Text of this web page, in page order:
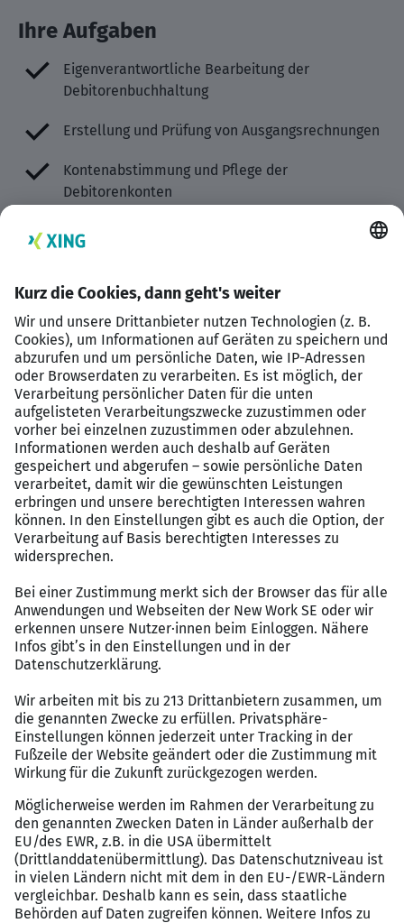
Ihre Aufgaben
Eigenverantwortliche Bearbeitung der
Debitorenbuchhaltung
Erstellung und Prüfung von Ausgangsrechnungen
Kontenabstimmung und Pflege der
Debitorenkonten
Durchführung des Mahnwesens und Überwachung
offener Posten
Mitarbeit bei Monats- und Jahresabschlüssen
Kommunikation mit Kunden und internen
Abteilungen
Ihr Profil
Abgeschlossene kaufmännische Ausbildung,
idealerweise mit Weiterbildung im Bereich
Buchhaltung
Berufserfahrung in der Debitorenbuchhaltung
wünschenswert
Sicherer Umgang mit Buchhaltungssoftware (z. B.
DATEV, SAP) und MS Office
Strukturierte und selbstständige Arbeitsweise
Ihre Vorteile
Eine abwechslungsreiche Tätigkeit in einem
Flexible Arbeitszeiten und Möglichkeit zum
mobilen Arbeiten
Weiterbildungsmöglichkeiten und
Entwicklungsperspektiven